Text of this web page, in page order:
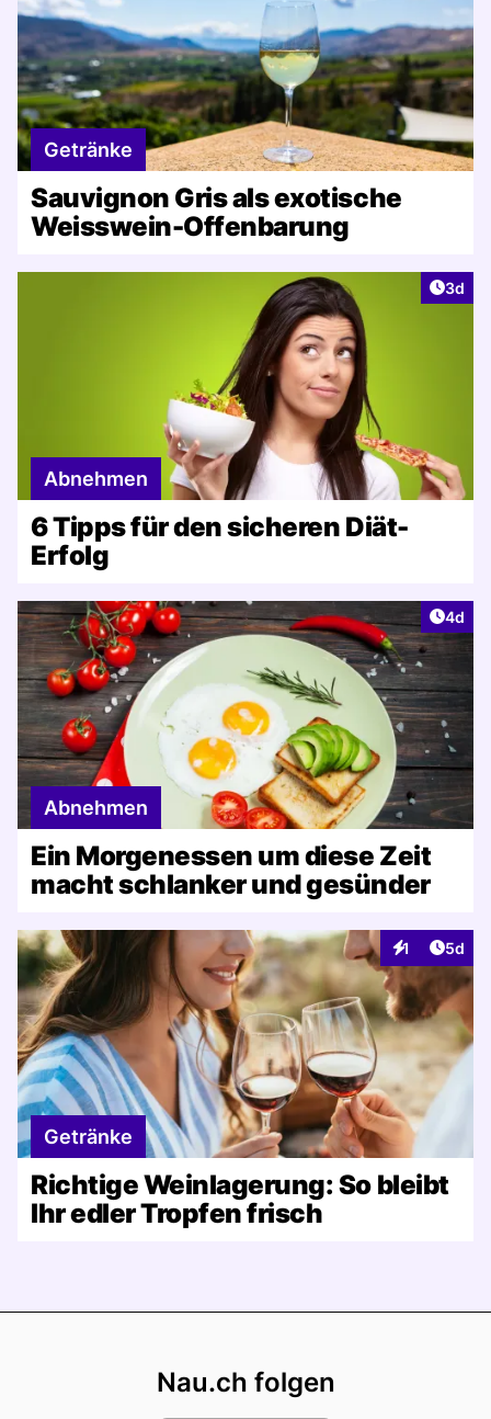
Getränke
Sauvignon Gris als exotische
Weisswein-Offenbarung
3d
Abnehmen
6 Tipps für den sicheren Diät-
Erfolg
4d
Abnehmen
Ein Morgenessen um diese Zeit
macht schlanker und gesünder
1
Interaktionen
5d
Getränke
Richtige Weinlagerung: So bleibt
Ihr edler Tropfen frisch
Nau.ch folgen